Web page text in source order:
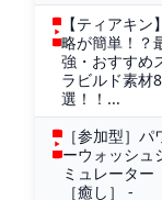
【ティアキン
略が簡単！？
強・おすすめ
ラビルド素材8
選！！...
［参加型］パ
ーウォッシュ
ミュレーター
［癒し］ -